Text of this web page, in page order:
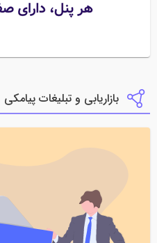
بازاریابی و تبلیغات پیامکی